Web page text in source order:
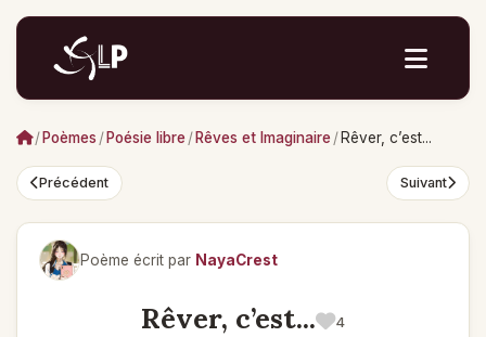
/ Poèmes / Poésie libre/ Rêves et Imaginaire/ Rêver, c’est...
Précédent Suivant
Poème écrit par NayaCrest
Rêver, c’est... 4